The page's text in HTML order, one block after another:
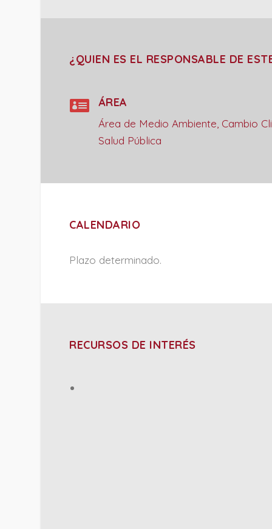
¿QUIEN ES EL RESPONSABLE DE
 ÁREA
Área de Medio Ambiente, Cambio
Salud Pública
CALENDARIO
Plazo determinado.
RECURSOS DE INTERÉS